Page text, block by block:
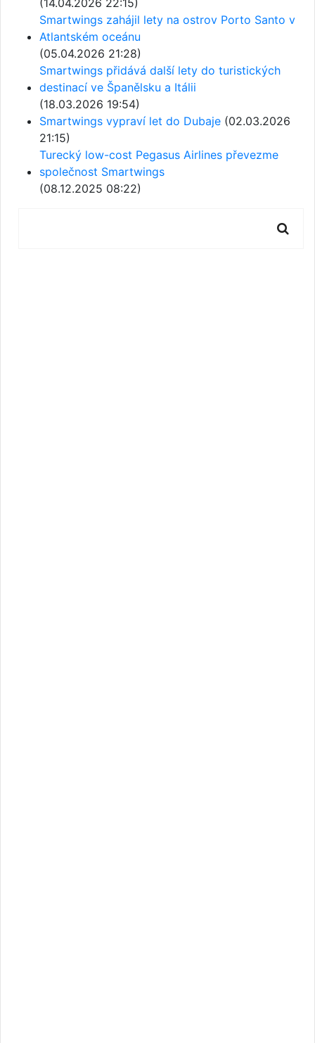
Smartwings zahájil lety na ostrov Porto Santo v
Atlantském oceánu
(05.04.2026 21:28)
Smartwings přidává další lety do turistických
destinací ve Španělsku a Itálii
(18.03.2026 19:54)
Smartwings vypraví let do Dubaje (02.03.2026
21:15)
Turecký low-cost Pegasus Airlines převezme
společnost Smartwings
(08.12.2025 08:22)